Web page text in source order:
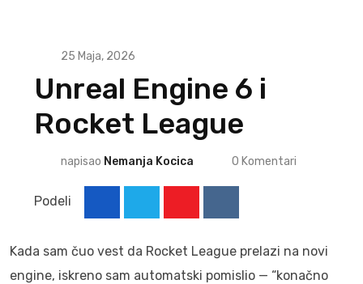
25 Maja, 2026
Unreal Engine 6 i
Rocket League
napisao Nemanja Kocica 0 Komentari
Podeli
Kada sam čuo vest da Rocket League prelazi na novi
engine, iskreno sam automatski pomislio — “konačno